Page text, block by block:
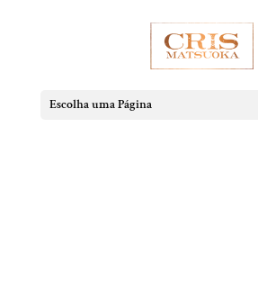
Escolha uma Página